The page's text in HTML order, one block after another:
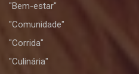
"Bem-estar"
"Comunidade"
"Corrida"
"Culinária"